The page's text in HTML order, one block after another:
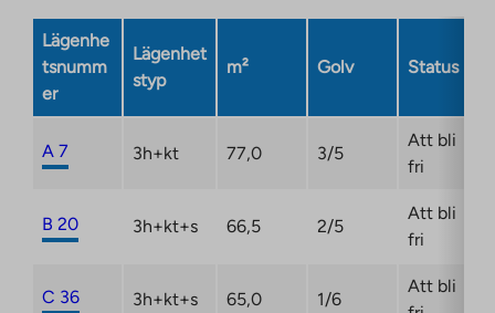
opens
a
tab
Lägenhe
tsnumm
er
Lägenhet
styp
m² Golv Status
A 7 3h+kt 77,0 3/5
Att bli
fri
B 20 3h+kt+s 66,5 2/5
Att bli
fri
C 36 3h+kt+s 65,0 1/6
Att bli